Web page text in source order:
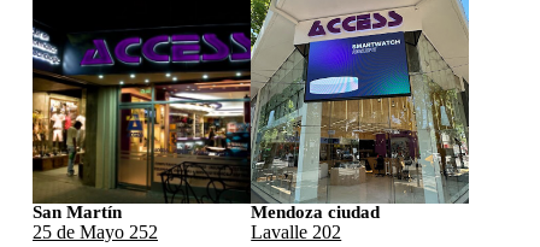
San Martín
25 de Mayo 252
Mendoza ciudad
Lavalle 202